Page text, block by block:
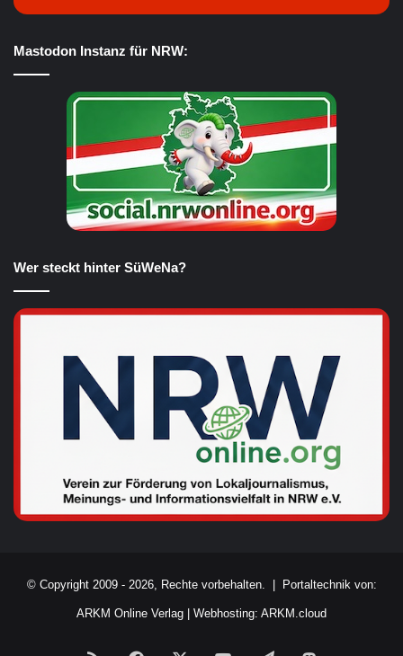
Mastodon Instanz für NRW:
Wer steckt hinter SüWeNa?
© Copyright 2009 - 2026, Rechte vorbehalten. | Portaltechnik von:
ARKM Online Verlag Webhosting: ARKM.cloud